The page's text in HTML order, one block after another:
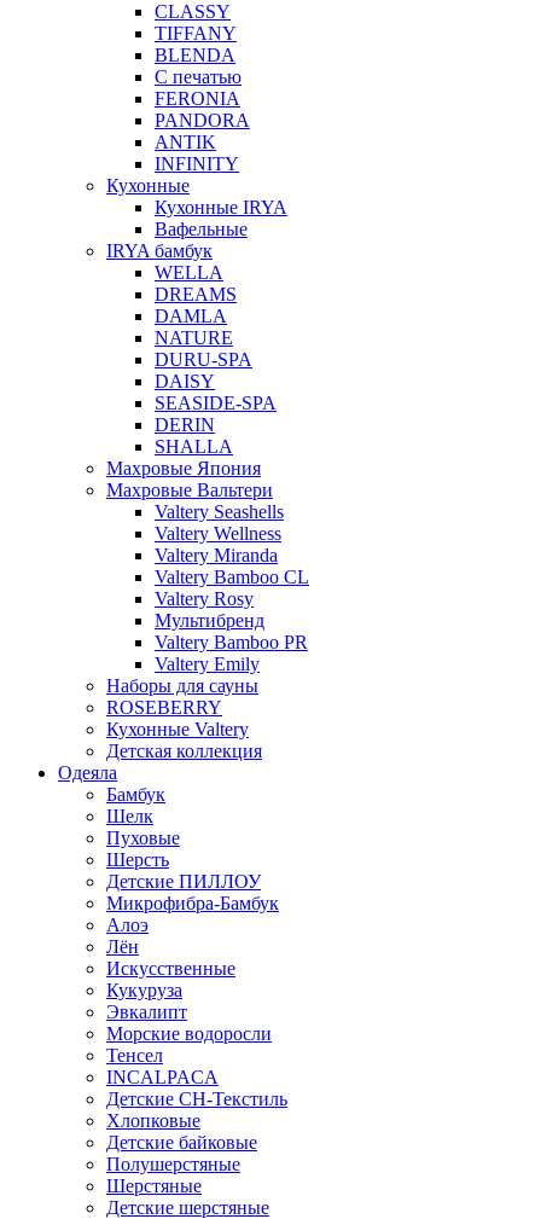
CLASSY
TIFFANY
BLENDA
С печатью
FERONIA
PANDORA
ANTIK
INFINITY
Кухонные
Кухонные IRYA
Вафельные
IRYA бамбук
WELLA
DREAMS
DAMLA
NATURE
DURU-SPA
DAISY
SEASIDE-SPA
DERIN
SHALLA
Махровые Япония
Махровые Вальтери
Valtery Seashells
Valtery Wellness
Valtery Miranda
Valtery Bamboo CL
Valtery Rosy
Мультибренд
Valtery Bamboo PR
Valtery Emily
Наборы для сауны
ROSEBERRY
Кухонные Valtery
Детская коллекция
Одеяла
Бамбук
Шелк
Пуховые
Шерсть
Детские ПИЛЛОУ
Микрофибра-Бамбук
Алоэ
Лён
Искусственные
Кукуруза
Эвкалипт
Морские водоросли
Тенсел
INCALPACA
Детские СН-Текстиль
Хлопковые
Детские байковые
Полушерстяные
Шерстяные
Детские шерстяные